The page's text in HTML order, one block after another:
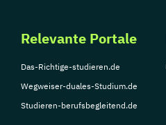
Relevante Portale
Das-Richtige-studieren.de
Wegweiser-duales-Studium.de
Studieren-berufsbegleitend.de